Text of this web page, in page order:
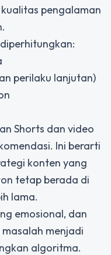
pengalaman
perilaku lanjutan)
Shorts dan video
Ini berarti
konten yang
tetap berada di
lama.
emosional, dan
menjadi
algoritma.